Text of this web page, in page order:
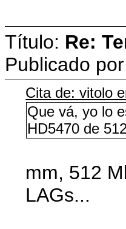
Título: Re:
Publicado
Cita de: vitolo
Que vá, yo lo
HD5470 de
mm, 512
LAGs...